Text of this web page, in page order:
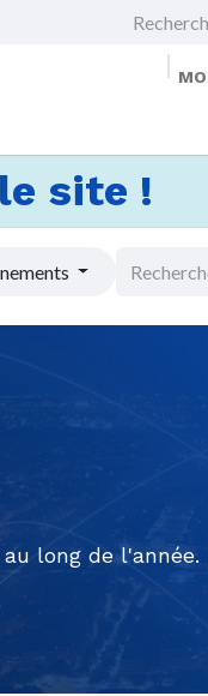
site !
long de l'année.